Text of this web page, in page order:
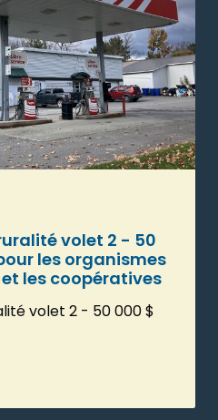
volet 2 - 50
les organismes
les coopératives
volet 2 - 50 000 $